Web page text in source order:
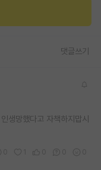
댓글쓰기
생망했다고 자책하지맙시